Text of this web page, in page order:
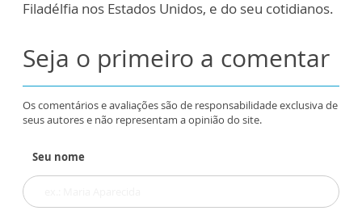
Filadélfia nos Estados Unidos, e do seu cotidianos.
Seja o primeiro a comentar
Os comentários e avaliações são de responsabilidade exclusiva de
seus autores e não representam a opinião do site.
Seu nome